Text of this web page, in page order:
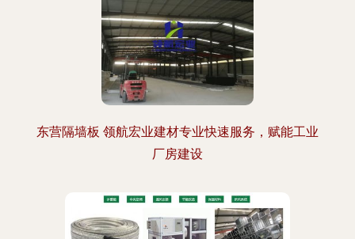
东营隔墙板 领航宏业建材专业快速服务，赋能工业
厂房建设